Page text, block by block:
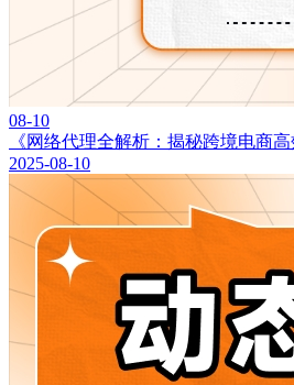
08-10
《网络代理全解析：揭秘跨境电商
2025-08-10